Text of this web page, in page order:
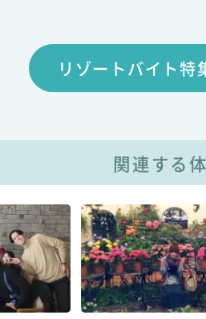
リゾートバイト特
関連する